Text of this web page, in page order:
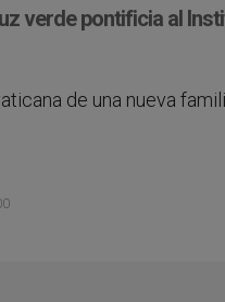
verde pontificia al
de una nueva